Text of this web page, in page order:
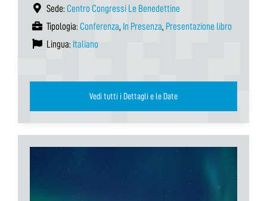
Sede: Centro Congressi Le Benedettine
Tipologia: Conferenza, In Presenza, Presentazione libro
Lingua: Italiano
Vedi tutti i Dettagli e le Date